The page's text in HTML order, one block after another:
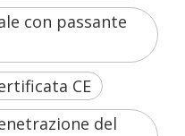
con passante
CE
del